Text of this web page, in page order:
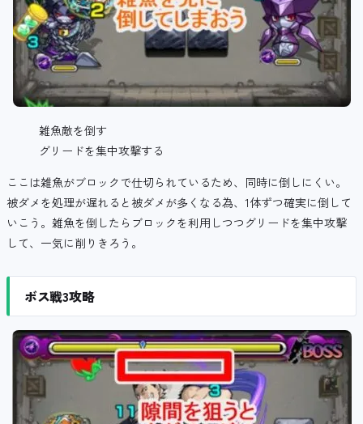
雑魚敵を倒す
グリードを集中攻撃する
ここは雑魚がブロックで仕切られているため、同時に倒しにくい。
被ダメを処理が遅れると被ダメが多くなる為、1体ずつ確実に倒して
いこう。雑魚を倒したらブロックを利用しつつグリードを集中攻撃
して、一気に削りきろう。
ボス戦3攻略